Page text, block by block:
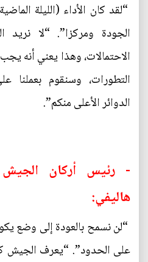
“لقد كان الأداء (الليلة
الجودة ومركزا”. “لا نريد
الاحتمالات، وهذا يعني أنه
التطورات، وسنقوم
الدوائر الأعلى منكم”.
- رئيس أركان الجيش
هاليفي:
“لن نسمح بالعودة إلى وضع
على الحدود”. “يعرف